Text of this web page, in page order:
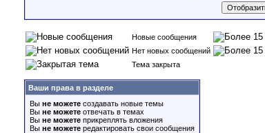
Новые сообщения
Нет новых сообщений
Тема закрыта
Ваши права в разделе
Вы не можете создавать новые темы
Вы не можете отвечать в темах
Вы не можете прикреплять вложения
Вы не можете редактировать свои сообщения